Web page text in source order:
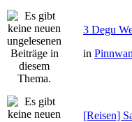
3 Degu
in
[Reisen]